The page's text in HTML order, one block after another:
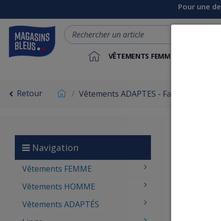
Pour une
VÊTEMENTS FEMME
Retour Vêtements ADAPTES - Faciles à enfiler
Une
conçue
Navigation
Vêtements FEMME
Vêtements HOMME
Vêtements ADAPTÉS